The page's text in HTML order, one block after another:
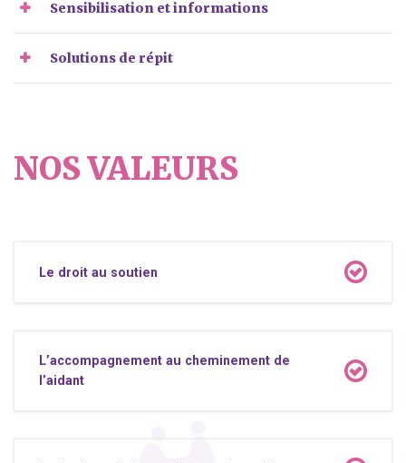
Sensibilisation et informations
Solutions de répit
NOS VALEURS
Le droit au soutien
L’accompagnement au cheminement de
l’aidant